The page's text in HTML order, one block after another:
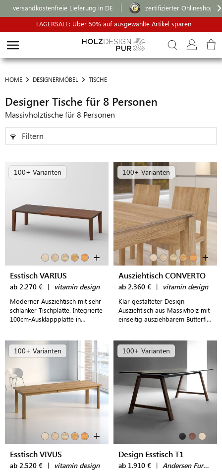
versandkostenfreie Lieferung in DE
zertifizierter Onlineshop
LAGERSALE: Über 50% auf ausgewählte Artikel sparen
HOME DESIGNERMÖBEL TISCHE
Designer Tische für 8 Personen
Massivholztische für 8 Personen
Filtern
100+ Varianten
+
Esstisch VARIUS
ab 2.270 € | vitamin design
Moderner Ausziehtisch mit sehr
schlanker Tischplatte. Integrierte
100cm-Ausklappplatte in
100+ Varianten
+
Ausziehtisch CONVERTO
ab 2.360 € | vitamin design
Klar gestalteter Design
Ausziehtisch aus Massivholz mit
einseitig ausziehbarem Butterfly-
100+ Varianten
+
Esstisch VIVUS
ab 2.520 € | vitamin design
100+ Varianten
Design Esstisch T1
ab 1.910 € | Andersen Furniture